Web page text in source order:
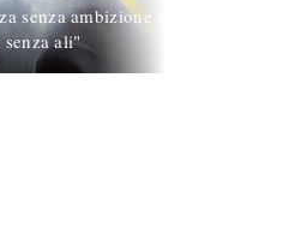
senza ambizione è come
ali"